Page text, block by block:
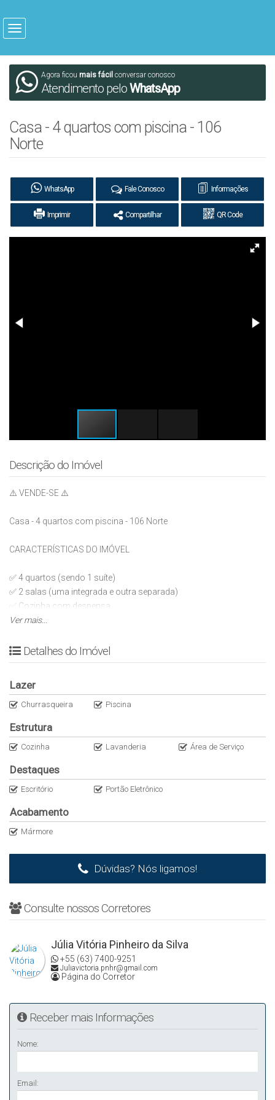
Agora ficou mais fácil conversar conosco
Atendimento peloWhatsApp
Casa - 4 quartos com piscina - 106
Norte
WhatsApp Fale Conosco Informações
Imprimir Compartilhar QR Code
Descrição do Imóvel
⚠️ VENDE-SE ⚠️
Casa - 4 quartos com piscina - 106 Norte
CARACTERÍSTICAS DO IMÓVEL
✅ 4 quartos (sendo 1 suíte)
✅ 2 salas (uma integrada e outra separada)
✅ Cozinha com despensa
✅ Pé-direito alto
DIFERENCIAIS E ÁREA DE LAZER
✅ Piscina
✅ Construção na laje em tijolinhos
TAMANHOS
✅ Área do terreno: 720m²
LOCALIZAÇÃO
✔️ 106 Norte
☎ Para mais detalhes entrar em contato:
Ver mais...
Detalhes do Imóvel
Lazer
Churrasqueira Piscina
Estrutura
Cozinha Lavanderia Área de Serviço
Destaques
Escritório Portão Eletrônico
Acabamento
Mármore
Dúvidas? Nós ligamos!
Consulte nossos Corretores
Júlia Vitória Pinheiro da Silva
+55 (63) 7400-9251
Juliavictoria.pnhr@gmail.com
Página do Corretor
Receber mais Informações
Nome:
Email: